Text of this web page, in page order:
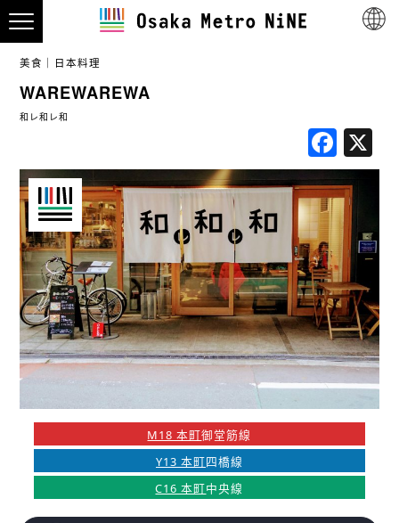
美食 日本料理
WAREWAREWA
和レ和レ和
M18 本町御堂筋線
Y13 本町四橋線
C16 本町中央線